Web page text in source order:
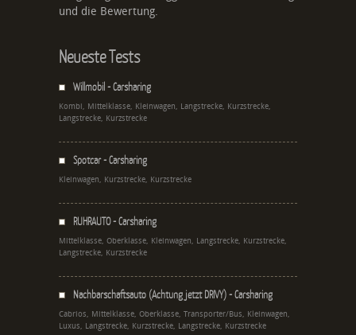
und die Bewertung.
Neueste Tests
Willmobil - Carsharing
Kombi, Mittelklasse, Kleinwagen, Langstrecke, Kurzstrecke,
Langstrecke, Kurzstrecke
Spotcar - Carsharing
Kleinwagen, Kurzstrecke, Kurzstrecke
RUHRAUTO - Carsharing
Mittelklasse, Oberklasse, Kleinwagen, Langstrecke, Kurzstrecke,
Langstrecke, Kurzstrecke
Nachbarschaftsauto (Achtung jetzt DRIVY) - Carsharing
Cabrios, Mittelklasse, Oberklasse, Transporter/Bus, Kleinwagen,
Luxus, Langstrecke, Kurzstrecke, Langstrecke, Kurzstrecke